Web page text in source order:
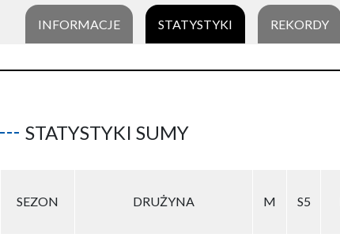
INFORMACJE STATYSTYKI REKORDY
STATYSTYKI SUMY
SEZON DRUŻYNA M S5